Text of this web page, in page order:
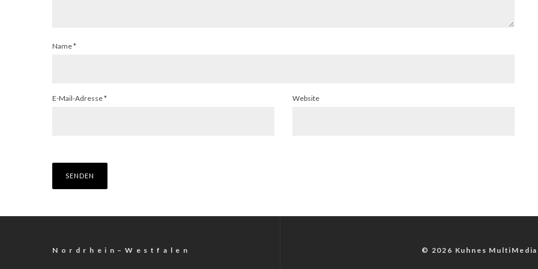
Name*
E-Mail-Adresse* Website
N o r d r h e i n – W e s t f a l e n © 2026 Kuhnes